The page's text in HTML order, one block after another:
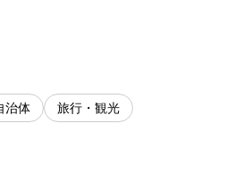
治体 旅行・観光